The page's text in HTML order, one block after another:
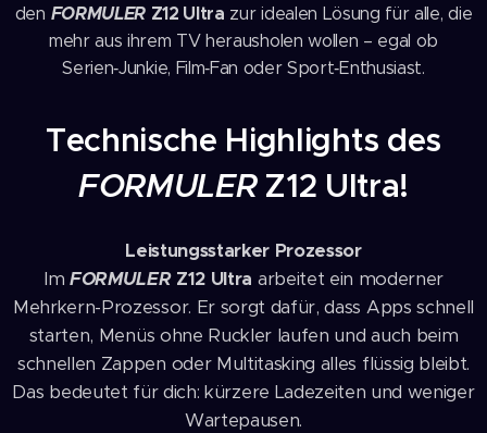
den FORMULER Z12 Ultra zur idealen Lösung für alle, die
mehr aus ihrem TV herausholen wollen – egal ob
Serien‑Junkie, Film‑Fan oder Sport‑Enthusiast.
Technische Highlights des
FORMULERZ12 Ultra!
Leistungsstarker Prozessor
Im FORMULERZ12 Ultra arbeitet ein moderner
Mehrkern-Prozessor. Er sorgt dafür, dass Apps schnell
starten, Menüs ohne Ruckler laufen und auch beim
schnellen Zappen oder Multitasking alles flüssig bleibt.
Das bedeutet für dich: kürzere Ladezeiten und weniger
Wartepausen.